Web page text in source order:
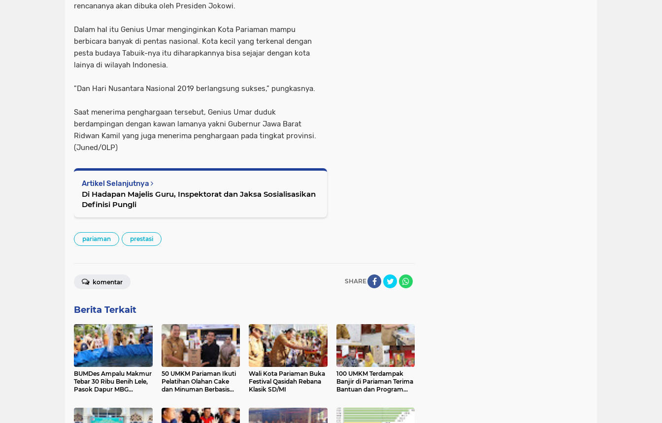
rencananya akan dibuka oleh Presiden Jokowi.
Dalam hal itu Genius Umar menginginkan Kota Pariaman mampu
berbicara banyak di pentas nasional. Kota kecil yang terkenal dengan
pesta budaya Tabuik-nya itu diharapkannya bisa sejajar dengan kota
lainya di wilayah Indonesia.
"Dan Hari Nusantara Nasional 2019 berlangsung sukses,” pungkasnya.
Saat menerima penghargaan tersebut, Genius Umar duduk
berdampingan dengan kawan lamanya yakni Gubernur Jawa Barat
Ridwan Kamil yang juga menerima penghargaan pada tingkat provinsi.
(Juned/OLP)
Artikel Selanjutnya
Di Hadapan Majelis Guru, Inspektorat dan Jaksa Sosialisasikan
Definisi Pungli
pariaman prestasi
SHARE
komentar
Berita Terkait
BUMDes Ampalu Makmur
Tebar 30 Ribu Benih Lele,
Pasok Dapur MBG
50 UMKM Pariaman Ikuti
Pelatihan Olahan Cake
dan Minuman Berbasis
Wali Kota Pariaman Buka
Festival Qasidah Rebana
Klasik SD/MI
100 UMKM Terdampak
Banjir di Pariaman Terima
Bantuan dan Program